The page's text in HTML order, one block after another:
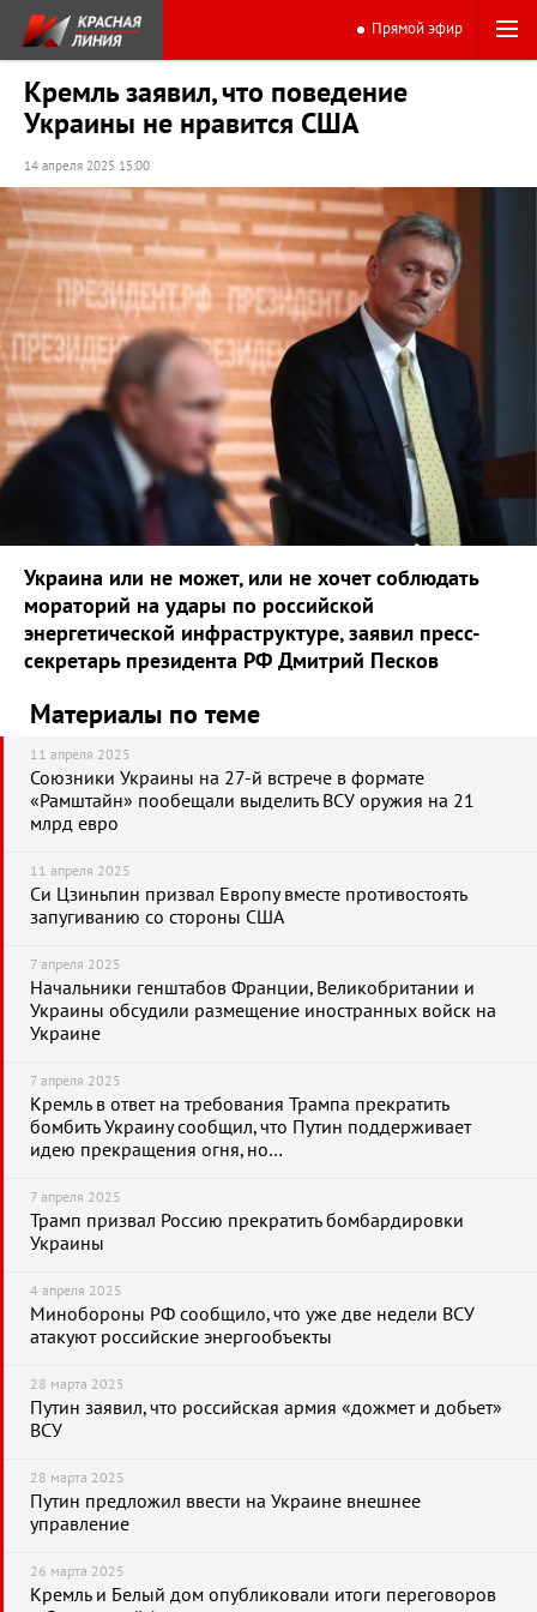
Прямой эфир
Кремль заявил, что поведение
Украины не нравится США
14 апреля 2025 15:00
Украина или не может, или не хочет соблюдать
мораторий на удары по российской
энергетической инфраструктуре, заявил пресс-
секретарь президента РФ Дмитрий Песков
Материалы по теме
11 апреля 2025
Союзники Украины на 27-й встрече в формате
«Рамштайн» пообещали выделить ВСУ оружия на 21
млрд евро
11 апреля 2025
Си Цзиньпин призвал Европу вместе противостоять
запугиванию со стороны США
7 апреля 2025
Начальники генштабов Франции, Великобритании и
Украины обсудили размещение иностранных войск на
Украине
7 апреля 2025
Кремль в ответ на требования Трампа прекратить
бомбить Украину сообщил, что Путин поддерживает
идею прекращения огня, но…
7 апреля 2025
Трамп призвал Россию прекратить бомбардировки
Украины
4 апреля 2025
Минобороны РФ сообщило, что уже две недели ВСУ
атакуют российские энергообъекты
28 марта 2025
Путин заявил, что российская армия «дожмет и добьет»
ВСУ
28 марта 2025
Путин предложил ввести на Украине внешнее
управление
26 марта 2025
Кремль и Белый дом опубликовали итоги переговоров